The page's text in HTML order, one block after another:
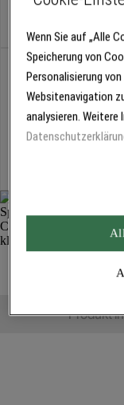
Abholung
Für
TIN-Spezial-
Produkt
Wenn Sie auf „Alle
Speicherung von
Personalisierung
Websitenavigation
analysieren.